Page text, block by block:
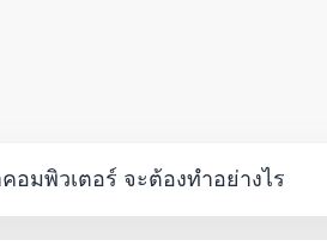
อมพิวเตอร์ จะต้องทำอย่างไร